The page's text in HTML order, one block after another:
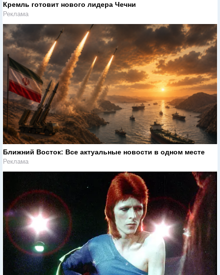
Кремль готовит нового лидера Чечни
Реклама
Ближний Восток: Все актуальные новости в одном месте
Реклама